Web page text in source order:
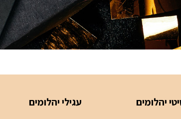
יהלומים עגילי יהלומים